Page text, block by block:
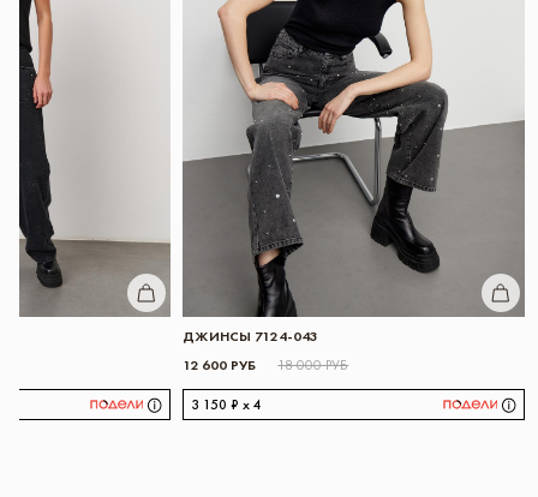
КУПИТЬ КУПИТЬ
ДЖИНСЫ 7124-043
12 600 РУБ
18 000 РУБ
3 150 ₽ x 4